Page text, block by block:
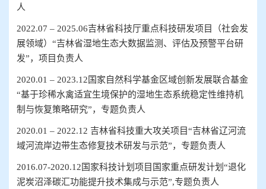
人
2022.07 – 2025.06吉林省科技厅重点科技研发项目（社会发
展领域） “吉林省湿地生态大数据监测、评估及预警平台研
发”，项目负责人
2020.01 – 2023.12 国家自然科学基金区域创新发展联合基金
“基于珍稀水禽适宜生境保护的湿地生态系统稳定性维持机
制与恢复策略研究”，专题负责人
2020.01 – 2022.12 吉林省科技重大攻关项目“吉林省辽河流
域河流岸边带生态修复技术研发与示范”，专题负责人
2016.07-2020.12 国家科技计划项目国家重点研发计划“退化
泥炭沼泽碳汇功能提升技术集成与示范”,专题负责人